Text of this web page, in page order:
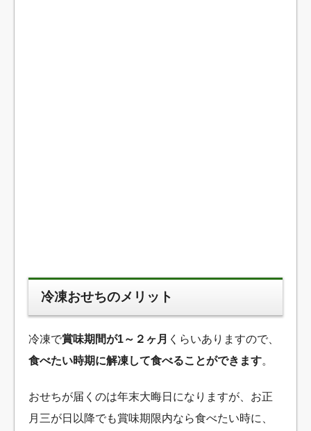
冷凍おせちのメリット
冷凍で賞味期間が1～２ヶ月 くらいありますので、
食べたい時期に解凍して食べることができます。
おせちが届くのは年末大晦日になりますが、お正
月三が日以降でも賞味期限内なら食べたい時に、